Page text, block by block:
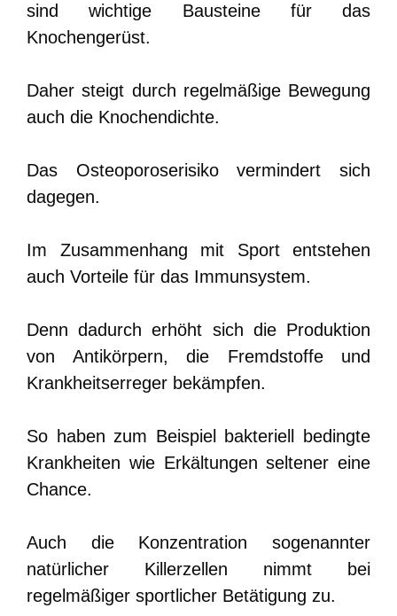
sind wichtige Bausteine für das
Knochengerüst.
Daher steigt durch regelmäßige Bewegung
auch die Knochendichte.
Das Osteoporoserisiko vermindert sich
dagegen.
Im Zusammenhang mit Sport entstehen
auch Vorteile für das Immunsystem.
Denn dadurch erhöht sich die Produktion
von Antikörpern, die Fremdstoffe und
Krankheitserreger bekämpfen.
So haben zum Beispiel bakteriell bedingte
Krankheiten wie Erkältungen seltener eine
Chance.
Auch die Konzentration sogenannter
natürlicher Killerzellen nimmt bei
regelmäßiger sportlicher Betätigung zu.